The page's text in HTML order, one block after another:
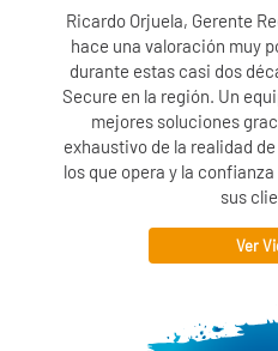
Ricardo Orjuela, Gerente
hace una valoración muy
durante estas casi dos
Secure en la región. Un
mejores soluciones
exhaustivo de la realidad
los que opera y la
sus
Ver